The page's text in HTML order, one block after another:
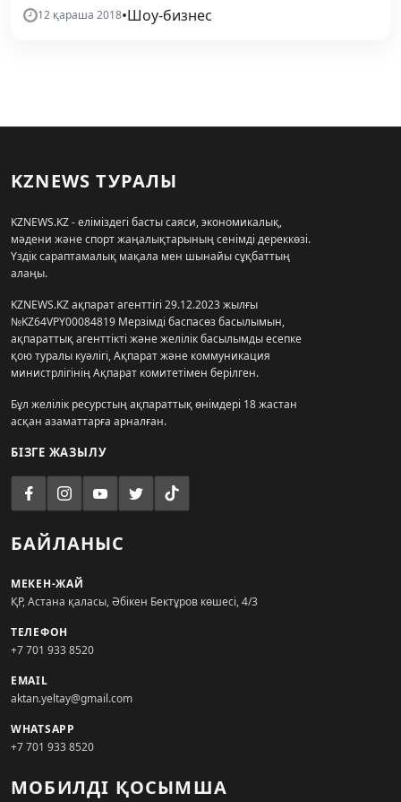
12 қараша 2018•Шоу-бизнес
KZNEWS ТУРАЛЫ
KZNEWS.KZ - еліміздегі басты саяси, экономикалық,
мәдени және спорт жаңалықтарының сенімді дереккөзі.
Үздік сараптамалық мақала мен шынайы сұқбаттың
алаңы.
KZNEWS.KZ ақпарат агенттігі 29.12.2023 жылғы
№KZ64VPY00084819 Мерзімді баспасөз басылымын,
ақпараттық агенттікті және желілік басылымды есепке
қою туралы куәлігі, Ақпарат және коммуникация
министрлігінің Ақпарат комитетімен берілген.
Бұл желілік ресурстың ақпараттық өнімдері 18 жастан
асқан азаматтарға арналған.
БІЗГЕ ЖАЗЫЛУ
БАЙЛАНЫС
МЕКЕН-ЖАЙ
ҚР, Астана қаласы, Әбікен Бектұров көшесі, 4/3
ТЕЛЕФОН
+7 701 933 8520
EMAIL
aktan.yeltay@gmail.com
WHATSAPP
+7 701 933 8520
МОБИЛДІ ҚОСЫМША